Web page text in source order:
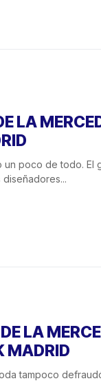
LA
un poco de todo. El
LA
MADRID
tampoco